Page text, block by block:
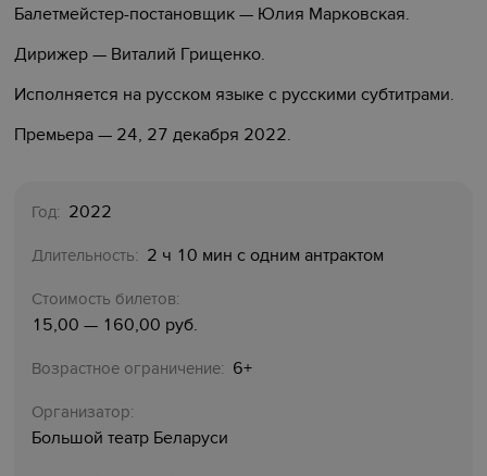
Балетмейстер-постановщик — Юлия Марковская.
Дирижер — Виталий Грищенко.
Исполняется на русском языке с русскими субтитрами.
Премьера — 24, 27 декабря 2022.
Год: 2022
Длительность: 2 ч 10 мин с одним антрактом
Стоимость билетов:
15,00 — 160,00 руб.
Возрастное ограничение: 6+
Организатор:
Большой театр Беларуси